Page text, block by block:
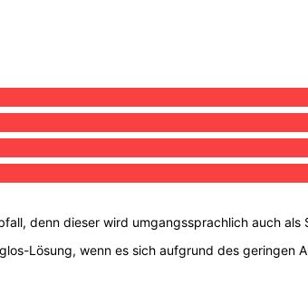
denn dieser wird umgangssprachlich auch als
Lösung, wenn es sich aufgrund des geringen